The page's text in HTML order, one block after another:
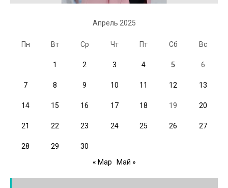
Апрель 2025
Пн Вт Ср Чт Пт Сб Вс
1 2 3 4 5 6
7 8 9 10 11 12 13
14 15 16 17 18 19 20
21 22 23 24 25 26 27
28 29
30
« Мар
Май »